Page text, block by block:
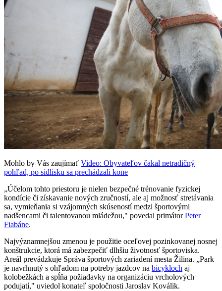
Mohlo by Vás zaujímať Video: Obyvateľov čakal netradičný
pohľad, po sídlisku sa prechádzali kone
„Účelom tohto priestoru je nielen bezpečné trénovanie fyzickej
kondície či získavanie nových zručností, ale aj možnosť stretávania
sa, vymieňania si vzájomných skúseností medzi športovými
nadšencami či talentovanou mládežou," povedal primátorPeter
Fiabáne.
Najvýznamnejšou zmenou je použitie oceľovej pozinkovanej nosnej
konštrukcie, ktorá má zabezpečiť dlhšiu životnosť športoviska.
Areál prevádzkuje Správa športových zariadení mesta Žilina. „Park
je navrhnutý s ohľadom na potreby jazdcov na bicykloch aj
kolobežkách a spĺňa požiadavky na organizáciu vrcholových
podujatí," uviedol konateľ spoločnosti Jaroslav Koválik.